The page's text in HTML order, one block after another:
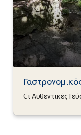
Οι Αυθεντικές